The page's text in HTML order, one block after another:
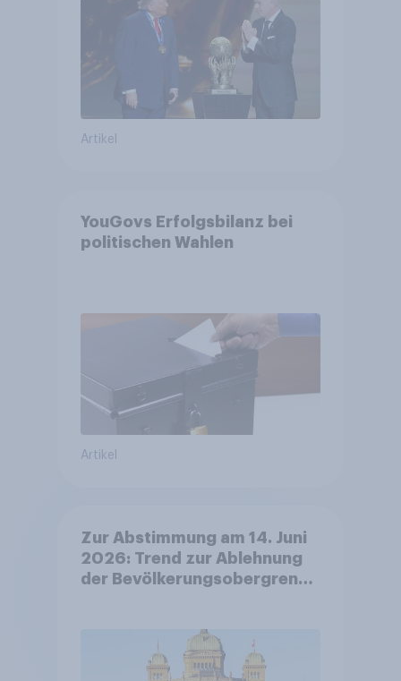
Fußball-WM ohne Politik
Artikel
YouGovs Erfolgsbilanz bei
politischen Wahlen
Artikel
Zur Abstimmung am 14. Juni
2026: Trend zur Ablehnung
der Bevölkerungsobergrenze
Zivildienstgesetz sinken